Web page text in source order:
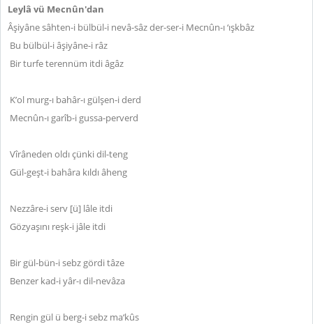
Leylâ vü Mecnûn'dan
Âşiyâne sâhten-i bülbül-i nevâ-sâz der-ser-i Mecnûn-ı ‘ışkbâz
Bu bülbül-i âşiyâne-i râz
Bir turfe terennüm itdi âgâz
K’ol murg-ı bahâr-ı gülşen-i derd
Mecnûn-ı garîb-i gussa-perverd
Vîrâneden oldı çünki dil-teng
Gül-geşt-i bahâra kıldı âheng
Nezzâre-i serv [ü] lâle itdi
Gözyaşını reşk-i jâle itdi
Bir gül-bün-i sebz gördi tâze
Benzer kad-i yâr-ı dil-nevâza
Rengin gül ü berg-i sebz ma‘kûs